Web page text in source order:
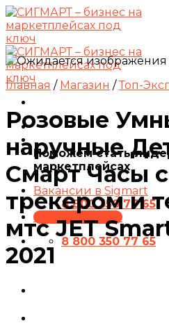
Skip
to
content
Поможем стать
маркетплейсах
Вакансии в Sigmart
8 800 350 77 65
ПРЕЗЕНТАЦИЯ
8 800 350 77 65
Главная / Магазин / Топ-
Розовые
наручные
Смарт Часы с
трекером и
мтс JET
2021